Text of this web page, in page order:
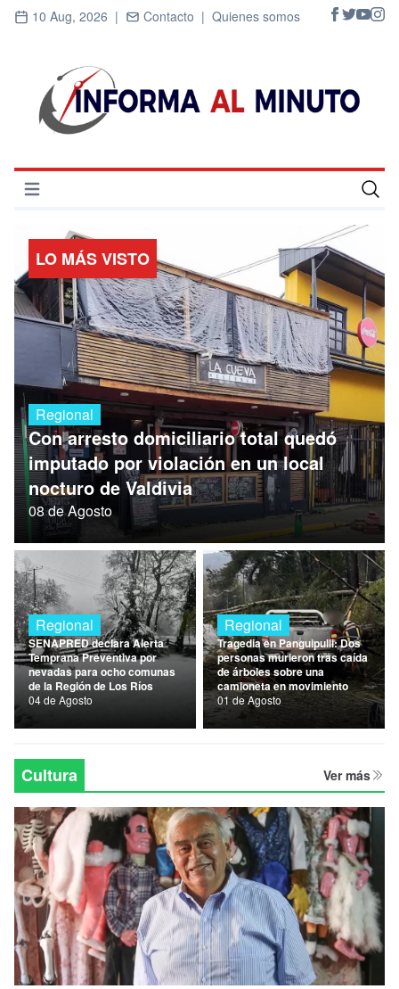
10 Aug, 2026 | Contacto | Quienes somos
Abrir menú
Cultura
Deportes
Economía
Entrevistas
Nacional
Política
Regional
LO MÁS VISTO
Regional
Con arresto domiciliario total quedó
imputado por violación en un local
nocturo de Valdivia
08 de Agosto
Regional
SENAPRED declara Alerta
Temprana Preventiva por
nevadas para ocho comunas
de la Región de Los Ríos
04 de Agosto
Regional
Tragedia en Panguipulli: Dos
personas murieron tras caída
de árboles sobre una
camioneta en movimiento
01 de Agosto
Cultura Ver más